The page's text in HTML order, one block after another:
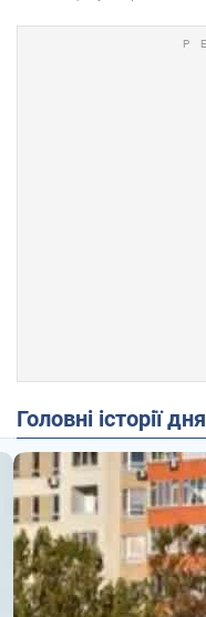
Головні історії дня